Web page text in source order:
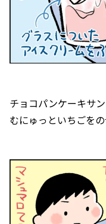
チョコパンケーキサ
むにゅっといちごを